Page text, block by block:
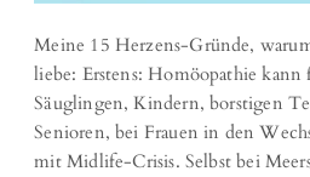
Meine 15 Herzens-Gründe,
liebe: Erstens: Homöopathie
Säuglingen, Kindern, borstigen
Senioren, bei Frauen in den
mit Midlife-Crisis. Selbst bei